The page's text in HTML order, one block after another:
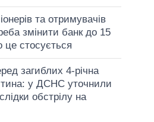
та отримувачів
змінити банк до 15
це стосується
загиблих 4-річна
у ДСНС уточнили
обстрілу на